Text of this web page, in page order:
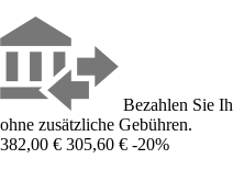
Bezahlen Sie
ohne zusätzliche Gebühren.
382,00 € 305,60 € -20%